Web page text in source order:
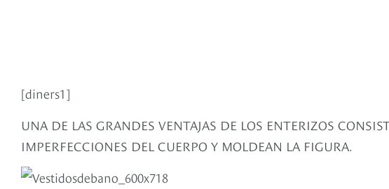
[diners1]
UNA DE LAS GRANDES VENTAJAS DE LOS ENTERIZOS
IMPERFECCIONES DEL CUERPO Y MOLDEAN LA FIGURA.